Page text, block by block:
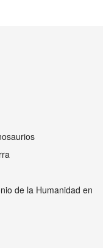
de la Humanidad en